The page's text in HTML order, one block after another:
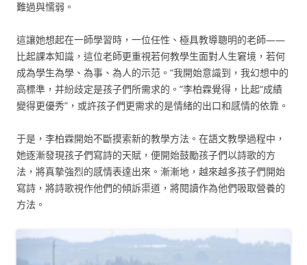
難過與懦弱。
這讓她想起在一師學習時，一位任性、極具教導聰明的老師——
比起課本知識，這位老師更重視若何教學生面對人生窘境，若何
成為學生為學、為事、為人的示范。“我開始意識到，我幻想中的
高標準，并紛歧定是孩子們所需求的。”李柏霖覺得，比起“成績
變得更優秀”，或許孩子們更需求的是情緒的出口和感情的依靠。
于是，李柏霖開始不斷摸索新的教學方法。在語文教學過程中，
她逐漸發現孩子們寫詩的天賦，便開始鼓勵孩子們以詩歌的方
法，將真摯強烈的感情表達出來。漸漸地，越來越多孩子們開始
寫詩，將詩歌視作他們的傾訴渠道，將閱讀作為他們吸取營養的
方法。